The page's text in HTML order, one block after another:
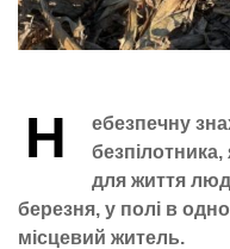
Н
ебезпечну
безпілотника,
для життя
березня, у полі в
місцевий житель.